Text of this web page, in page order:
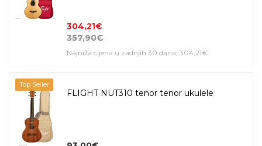
304,21€
357,90€
Najniža cijena u zadnjih 30 dana: 304,21€
Top Seller
FLIGHT NUT310 tenor tenor ukulele